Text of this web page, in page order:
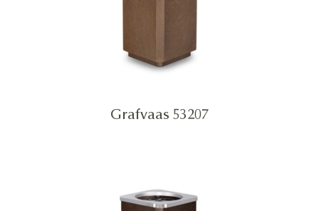
Grafvaas 53207